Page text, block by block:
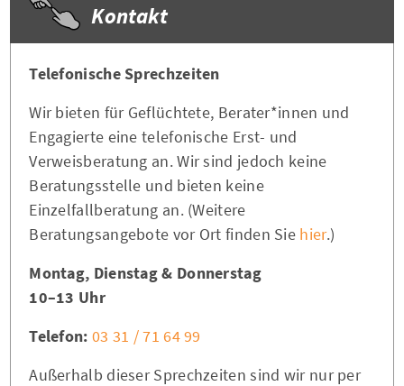
Kontakt
Telefonische Sprechzeiten
Wir bieten für Geflüchtete, Berater*innen und
Engagierte eine telefonische Erst- und
Verweisberatung an. Wir sind jedoch keine
Beratungsstelle und bieten keine
Einzelfallberatung an. (Weitere
Beratungsangebote vor Ort finden Sie hier.)
Montag, Dienstag & Donnerstag
10–13 Uhr
Telefon: 03 31 / 71 64 99
Außerhalb dieser Sprechzeiten sind wir nur per